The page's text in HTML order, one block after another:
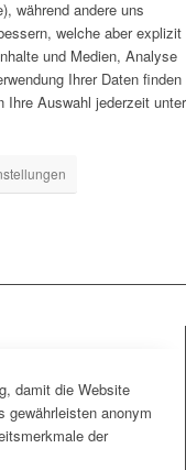
während andere uns
welche aber explizit
und Medien, Analyse
Ihrer Daten finden
Ihre Auswahl jederzeit unter
damit die Website
gewährleisten anonym
der